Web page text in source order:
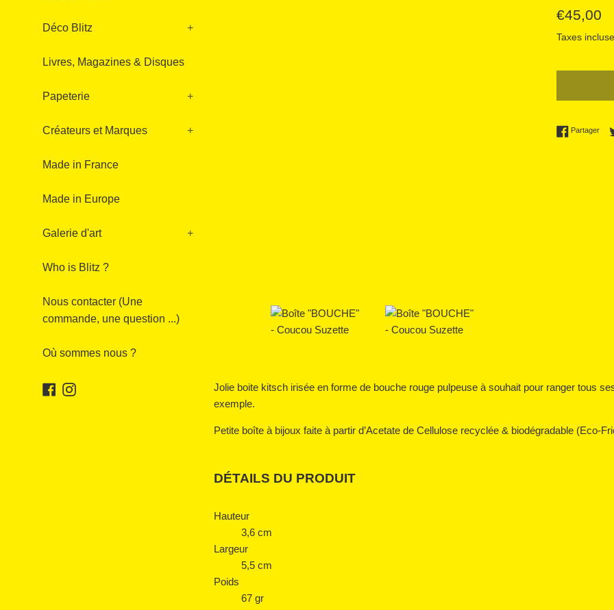
Déco Blitz +
Livres, Magazines & Disques
Papeterie +
Créateurs et Marques +
Made in France
Made in Europe
Galerie d'art +
Who is Blitz ?
Nous contacter (Une
commande, une question ...)
Où sommes nous ?
Facebook
Instagram
Prix
€45,00
Taxes
Partager
Jolie boite kitsch irisée en forme de bouche rouge pulpeuse à souhait pour ranger tous
exemple.
Petite boîte à bijoux faite à partir d’Acetate de Cellulose recyclée & biodégradable (Eco-
DÉTAILS DU PRODUIT
Hauteur
3,6 cm
Largeur
5,5 cm
Poids
67 gr